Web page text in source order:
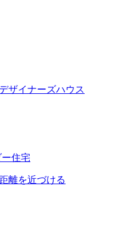
ザイナーズハウス
住宅